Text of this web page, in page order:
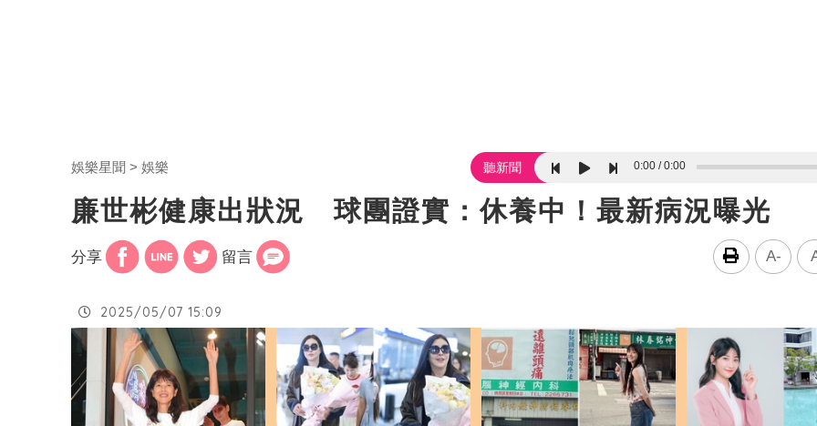
娛樂星聞 娛樂 聽新聞 0:00 0:00
廉世彬健康出狀況 球團證實：休養中！最新病況曝光
分享 留言 A-
2025/05/07 15:09